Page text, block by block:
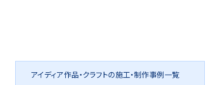
アイディア作品・クラフトの施工・制作事例一覧